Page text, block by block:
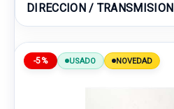
DIRECCION / TRANSMISION
-5% USADO NOVEDAD